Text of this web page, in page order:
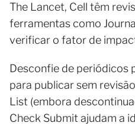
The Lancet, Cell têm
ferramentas como
verificar o fator de
Desconfie de periódicos
para publicar sem
List (embora
Check Submit ajudam a